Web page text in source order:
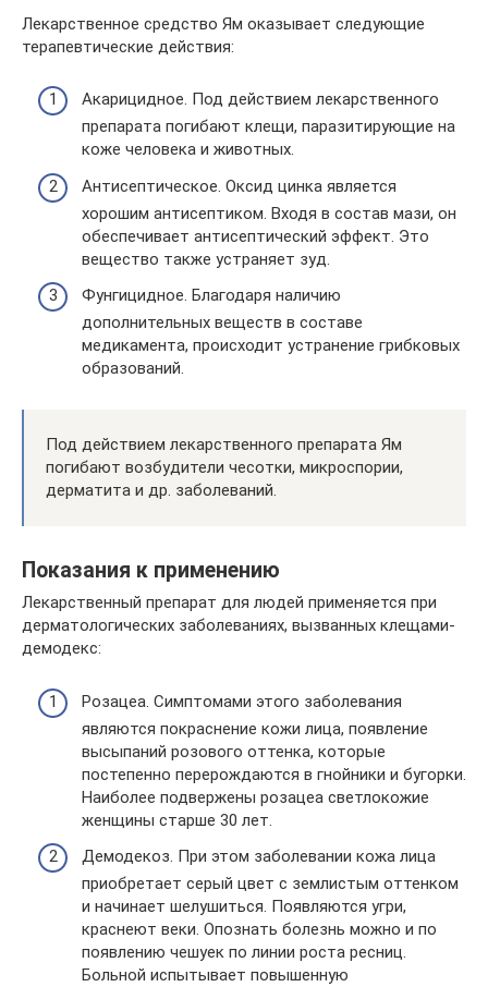
Лекарственное средство Ям оказывает следующие
терапевтические действия:
Акарицидное. Под действием лекарственного
препарата погибают клещи, паразитирующие на
коже человека и животных.
Антисептическое. Оксид цинка является
хорошим антисептиком. Входя в состав мази, он
обеспечивает антисептический эффект. Это
вещество также устраняет зуд.
Фунгицидное. Благодаря наличию
дополнительных веществ в составе
медикамента, происходит устранение грибковых
образований.
Под действием лекарственного препарата Ям
погибают возбудители чесотки, микроспории,
дерматита и др. заболеваний.
Показания к применению
Лекарственный препарат для людей применяется при
дерматологических заболеваниях, вызванных клещами-
демодекс:
Розацеа. Симптомами этого заболевания
являются покраснение кожи лица, появление
высыпаний розового оттенка, которые
постепенно перерождаются в гнойники и бугорки.
Наиболее подвержены розацеа светлокожие
женщины старше 30 лет.
Демодекоз. При этом заболевании кожа лица
приобретает серый цвет с землистым оттенком
и начинает шелушиться. Появляются угри,
краснеют веки. Опознать болезнь можно и по
появлению чешуек по линии роста ресниц.
Больной испытывает повышенную